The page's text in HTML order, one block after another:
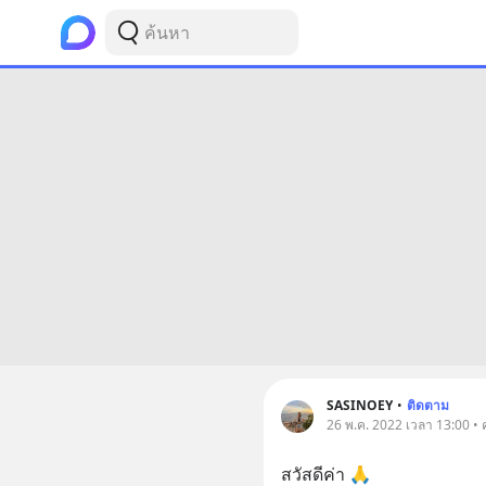
SASINOEY • ติดตาม
26 พ.ค. 2022 เวลา 13:00 •
สวัสดีค่า 🙏